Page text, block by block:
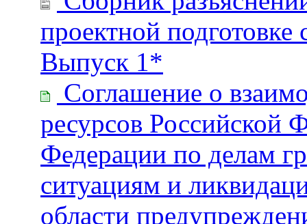
проектной подготовке
Выпуск 1*
Соглашение о
ресурсов Российской
Федерации по делам
ситуациям и
области